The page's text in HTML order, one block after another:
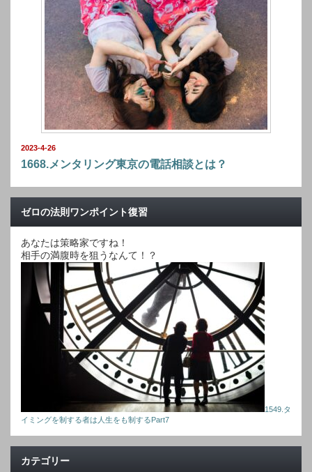
2023-4-26
1668.メンタリング東京の電話相談とは？
ゼロの法則ワンポイント復習
あなたは策略家ですね！
相手の満腹時を狙うなんて！？
1549.タ
イミングを制する者は人生をも制するPart7
カテゴリー